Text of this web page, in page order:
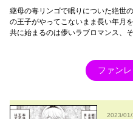
継母の毒リンゴで眠りについた絶世
の王子がやってこないまま長い年月
共に始まるのは儚いラブロマンス、
ファン
2023/01/